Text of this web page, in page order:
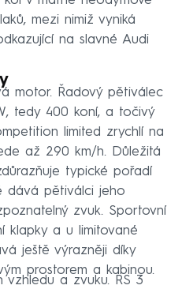
mezi nimiž vyniká
na slavné Audi
motor. Řadový pětiválec
tedy 400 koní, a točivý
limited zrychlí na
až 290 km/h. Důležitá
typické pořadí
dává pětiválci jeho
zvuk. Sportovní
klapky a u limitované
ještě výrazněji díky
prostorem a kabinou.
vzhledu a zvuku. RS 3